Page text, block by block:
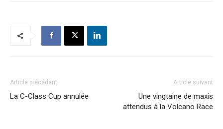
Article précédent
La C-Class Cup annulée
Article suivant
Une vingtaine de maxis
attendus à la Volcano Race